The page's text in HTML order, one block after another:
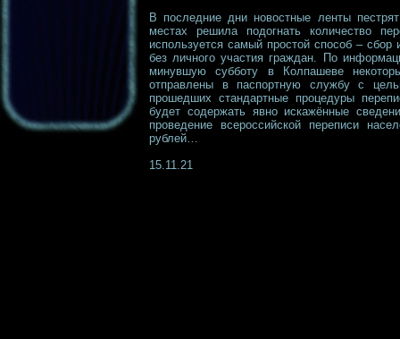
В последние дни новостные ленты
местах решила подогнать количество
используется самый простой способ –
без личного участия граждан. По
минувшую субботу в Колпашеве
отправлены в паспортную службу с
прошедших стандартные процедуры
будет содержать явно искажённые
проведение всероссийской переписи
рублей…
15.11.21